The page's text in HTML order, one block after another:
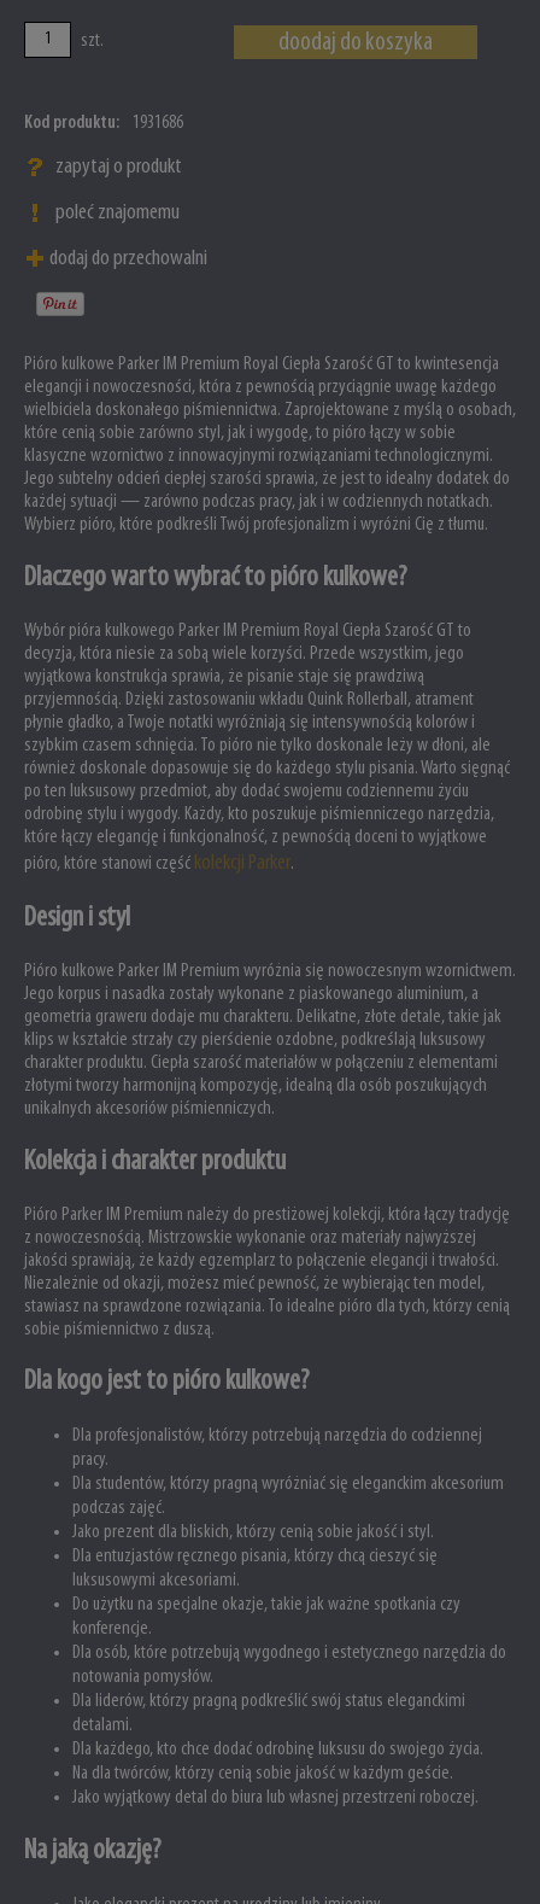
szt. doodaj do koszyka
Kod produktu: 1931686
zapytaj o produkt
poleć znajomemu
dodaj do przechowalni
Pióro kulkowe Parker IM Premium Royal Ciepła Szarość GT to kwintesencja
elegancji i nowoczesności, która z pewnością przyciągnie uwagę każdego
wielbiciela doskonałego piśmiennictwa. Zaprojektowane z myślą o osobach,
które cenią sobie zarówno styl, jak i wygodę, to pióro łączy w sobie
klasyczne wzornictwo z innowacyjnymi rozwiązaniami technologicznymi.
Jego subtelny odcień ciepłej szarości sprawia, że jest to idealny dodatek do
każdej sytuacji — zarówno podczas pracy, jak i w codziennych notatkach.
Wybierz pióro, które podkreśli Twój profesjonalizm i wyróżni Cię z tłumu.
Dlaczego warto wybrać to pióro kulkowe?
Wybór pióra kulkowego Parker IM Premium Royal Ciepła Szarość GT to
decyzja, która niesie za sobą wiele korzyści. Przede wszystkim, jego
wyjątkowa konstrukcja sprawia, że pisanie staje się prawdziwą
przyjemnością. Dzięki zastosowaniu wkładu Quink Rollerball, atrament
płynie gładko, a Twoje notatki wyróżniają się intensywnością kolorów i
szybkim czasem schnięcia. To pióro nie tylko doskonale leży w dłoni, ale
również doskonale dopasowuje się do każdego stylu pisania. Warto sięgnąć
po ten luksusowy przedmiot, aby dodać swojemu codziennemu życiu
odrobinę stylu i wygody. Każdy, kto poszukuje piśmienniczego narzędzia,
które łączy elegancję i funkcjonalność, z pewnością doceni to wyjątkowe
pióro, które stanowi część kolekcji Parker.
Design i styl
Pióro kulkowe Parker IM Premium wyróżnia się nowoczesnym wzornictwem.
Jego korpus i nasadka zostały wykonane z piaskowanego aluminium, a
geometria graweru dodaje mu charakteru. Delikatne, złote detale, takie jak
klips w kształcie strzały czy pierścienie ozdobne, podkreślają luksusowy
charakter produktu. Ciepła szarość materiałów w połączeniu z elementami
złotymi tworzy harmonijną kompozycję, idealną dla osób poszukujących
unikalnych akcesoriów piśmienniczych.
Kolekcja i charakter produktu
Pióro Parker IM Premium należy do prestiżowej kolekcji, która łączy tradycję
z nowoczesnością. Mistrzowskie wykonanie oraz materiały najwyższej
jakości sprawiają, że każdy egzemplarz to połączenie elegancji i trwałości.
Niezależnie od okazji, możesz mieć pewność, że wybierając ten model,
stawiasz na sprawdzone rozwiązania. To idealne pióro dla tych, którzy cenią
sobie piśmiennictwo z duszą.
Dla kogo jest to pióro kulkowe?
Dla profesjonalistów, którzy potrzebują narzędzia do codziennej
pracy.
Dla studentów, którzy pragną wyróżniać się eleganckim akcesorium
podczas zajęć.
Jako prezent dla bliskich, którzy cenią sobie jakość i styl.
Dla entuzjastów ręcznego pisania, którzy chcą cieszyć się
luksusowymi akcesoriami.
Do użytku na specjalne okazje, takie jak ważne spotkania czy
konferencje.
Dla osób, które potrzebują wygodnego i estetycznego narzędzia do
notowania pomysłów.
Dla liderów, którzy pragną podkreślić swój status eleganckimi
detalami.
Dla każdego, kto chce dodać odrobinę luksusu do swojego życia.
Na dla twórców, którzy cenią sobie jakość w każdym geście.
Jako wyjątkowy detal do biura lub własnej przestrzeni roboczej.
Na jaką okazję?